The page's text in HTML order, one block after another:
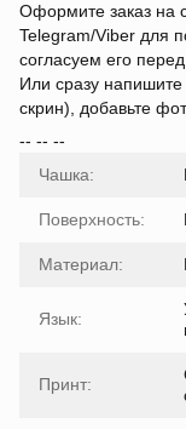
Оформите заказ на
Telegram/Viber для
согласуем его
Или сразу
скрин), добавьте
-- -- --
Чашка:
Поверхность:
Материал:
Язык:
Принт: